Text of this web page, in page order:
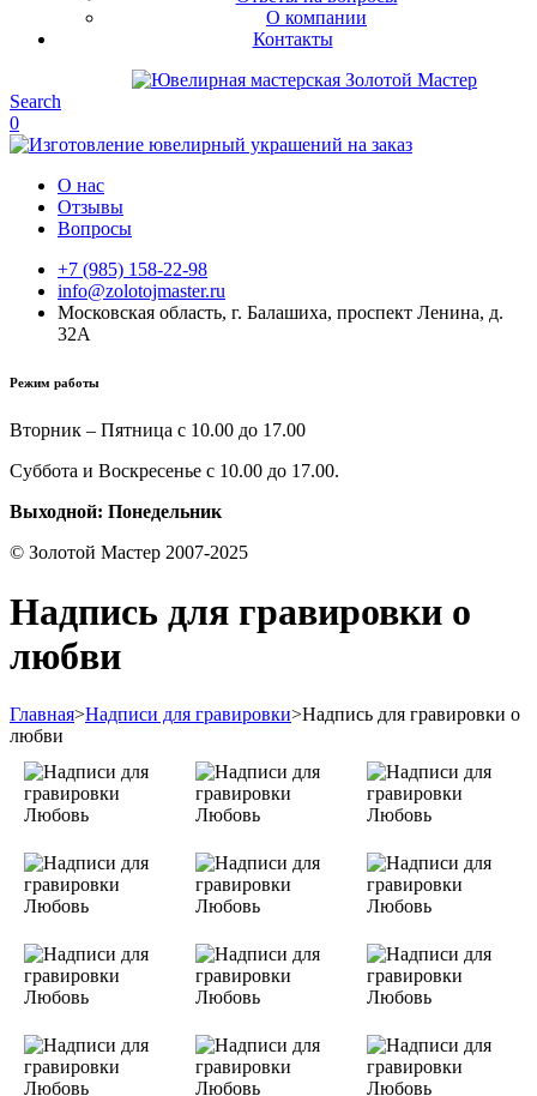
О компании
Контакты
Search
0
О нас
Отзывы
Вопросы
+7 (985) 158-22-98
info@zolotojmaster.ru
Московская область, г. Балашиха, проспект Ленина, д.
32А
Режим работы
Вторник – Пятница с 10.00 до 17.00
Суббота и Воскресенье с 10.00 до 17.00.
Выходной: Понедельник
© Золотой Мастер 2007-2025
Надпись для гравировки о
любви
Главная>Надписи для гравировки>Надпись для гравировки о
любви